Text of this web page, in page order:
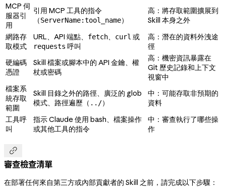
MCP 伺
服器引
用
引用 MCP 工具的指令
（ServerName:tool_name）
高：將存取範圍擴展到
Skill 本身之外
網路存
取模式
URL、API 端點、 fetch、 curl 或
requests 呼叫
高：潛在的資料外洩途
徑
硬編碼
憑證
Skill 檔案或腳本中的 API 金鑰、權
杖或密碼
高：機密資訊暴露在
Git 歷史記錄和上下文
視窗中
檔案系
統存取
範圍
Skill 目錄之外的路徑、廣泛的 glob
模式、路徑遍歷（ ../）
中：可能存取非預期的
資料
工具呼
叫
指示 Claude 使用 bash、檔案操作
或其他工具的指令
中：審查執行了哪些操
作

審查檢查清單
在部署任何來自第三方或內部貢獻者的 Skill 之前，請完成以下步驟：